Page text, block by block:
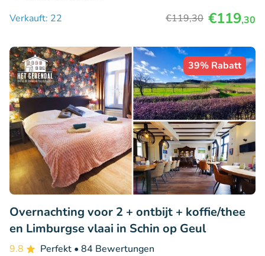
Verkauft: 22
€119,30 €119,30
39% Rabatt
Overnachting voor 2 + ontbijt + koffie/thee
en Limburgse vlaai in Schin op Geul
9.8 Perfekt • 84 Bewertungen